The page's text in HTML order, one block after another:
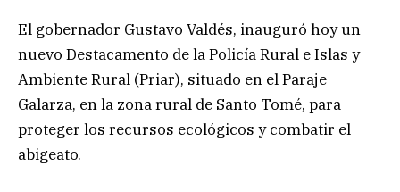
El gobernador Gustavo Valdés, inauguró hoy un
nuevo Destacamento de la Policía Rural e Islas y
Ambiente Rural (Priar), situado en el Paraje
Galarza, en la zona rural de Santo Tomé, para
proteger los recursos ecológicos y combatir el
abigeato.